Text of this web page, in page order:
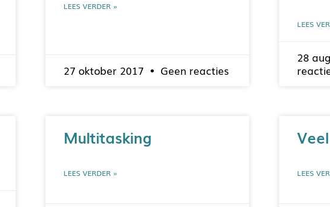
LEES VERDER »
27 oktober 2017 Geen reacties
LEES
28
Multitasking
LEES VERDER » LEES